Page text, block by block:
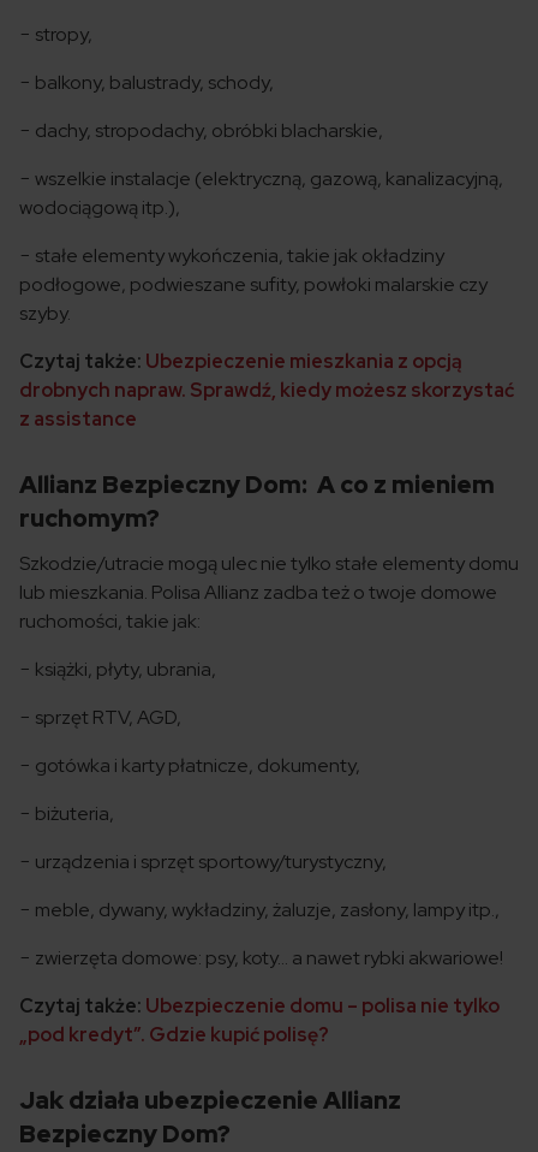
− stropy,
− balkony, balustrady, schody,
− dachy, stropodachy, obróbki blacharskie,
− wszelkie instalacje (elektryczną, gazową, kanalizacyjną,
wodociągową itp.),
− stałe elementy wykończenia, takie jak okładziny
podłogowe, podwieszane sufity, powłoki malarskie czy
szyby.
Czytaj także: Ubezpieczenie mieszkania z opcją
drobnych napraw. Sprawdź, kiedy możesz skorzystać
z assistance
Allianz Bezpieczny Dom: A co z mieniem
ruchomym?
Szkodzie/utracie mogą ulec nie tylko stałe elementy domu
lub mieszkania. Polisa Allianz zadba też o twoje domowe
ruchomości, takie jak:
− książki, płyty, ubrania,
− sprzęt RTV, AGD,
− gotówka i karty płatnicze, dokumenty,
− biżuteria,
− urządzenia i sprzęt sportowy/turystyczny,
− meble, dywany, wykładziny, żaluzje, zasłony, lampy itp.,
− zwierzęta domowe: psy, koty… a nawet rybki akwariowe!
Czytaj także: Ubezpieczenie domu – polisa nie tylko
„pod kredyt”. Gdzie kupić polisę?
Jak działa ubezpieczenie Allianz
Bezpieczny Dom?